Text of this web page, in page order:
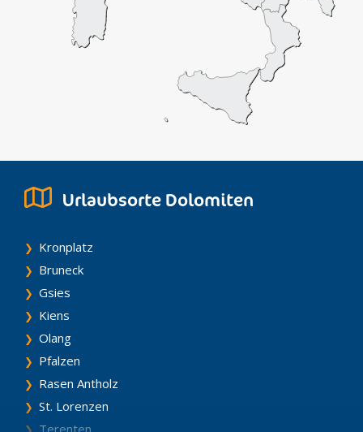
Urlaubsorte Dolomiten
Kronplatz
Bruneck
Gsies
Kiens
Olang
Pfalzen
Rasen Antholz
St. Lorenzen
Terenten